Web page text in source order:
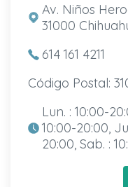
Av. Niños
31000
614 161 4211
Código Postal:
Lun. : 10:00-
10:00-20:00,
20:00, Sab. :